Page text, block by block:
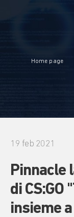
Home page
19 feb 2021
Pinnacle
di CS:GO
insieme a